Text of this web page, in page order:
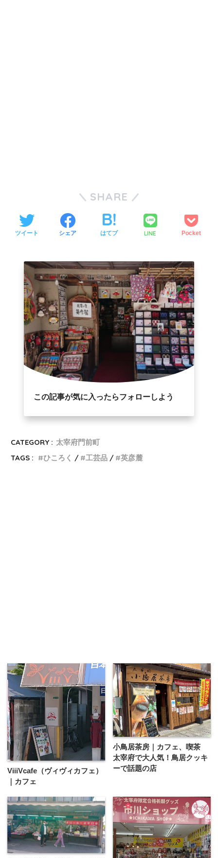
SHARE
ツイート シェア はてブ LINE Pocket
この記事が気に入ったらフォローしよう
CATEGORY : 太宰府門前町
TAGS :
ひころく 工芸品 英彦麓
ViiiVcafe（ヴィヴィカフェ）
｜カフェ
小鳥居茶房｜カフェ、喫茶
太宰府で大人気！鳥居クッキ
ーで話題の店